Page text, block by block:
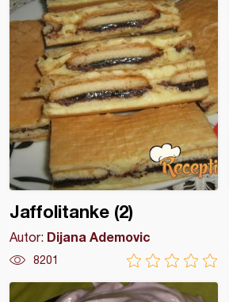
Jaffolitanke (2)
Autor: Dijana Ademovic
8201